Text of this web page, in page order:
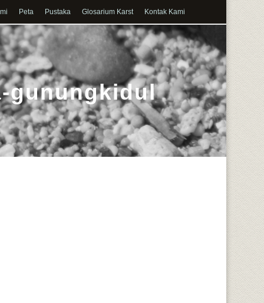
Peta Pustaka Glosarium Karst Kontak Kami
gunungkidul